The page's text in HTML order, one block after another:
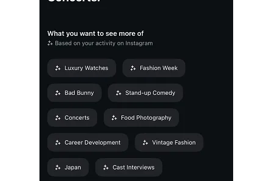
𝕏 Money comes out soon.
Join us if you want to build cool products.
𝕏 will be the everything app.
https://t.co/7DyLNEgNnw
November 13,